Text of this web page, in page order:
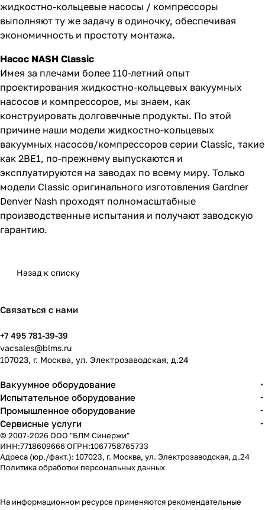
жидкостно-кольцевые насосы / компрессоры
выполняют ту же задачу в одиночку, обеспечивая
экономичность и простоту монтажа.
Насос NASH Classic
Имея за плечами более 110-летний опыт
проектирования жидкостно-кольцевых вакуумных
насосов и компрессоров, мы знаем, как
конструировать долговечные продукты. По этой
причине наши модели жидкостно-кольцевых
вакуумных насосов/компрессоров серии Classic, такие
как 2BE1, по-прежнему выпускаются и
эксплуатируются на заводах по всему миру. Только
модели Classic оригинального изготовления Gardner
Denver Nash проходят полномасштабные
производственные испытания и получают заводскую
гарантию.
Назад к списку
Связаться с нами
+7 495 781-39-39
vacsales@blms.ru
107023, г. Москва, ул. Электрозаводская, д.24
Вакуумное оборудование
Испытательное оборудование
Промышленное оборудование
Сервисные услуги
© 2007-2026 ООО "БЛМ Синержи"
ИНН:7718609666 ОГРН:1067758765733
Адреса (юр./факт.): 107023, г. Москва, ул. Электрозаводская, д.24
Политика обработки персональных данных
На информационном ресурсе применяются рекомендательные